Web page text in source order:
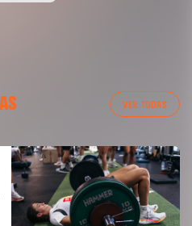
VER TODAS
CF FEMENINO